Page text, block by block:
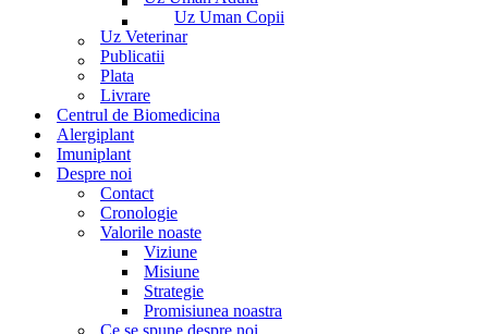
Uz Uman Copii
Uz Veterinar
Publicatii
Plata
Livrare
Centrul de Biomedicina
Alergiplant
Imuniplant
Despre noi
Contact
Cronologie
Valorile noaste
Viziune
Misiune
Strategie
Promisiunea noastra
Ce se spune despre noi